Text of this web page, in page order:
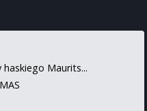
haskiego Maurits...